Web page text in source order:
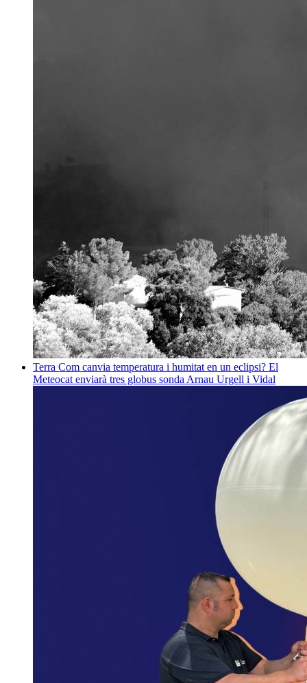
Terra Com canvia temperatura i humitat en un eclipsi? El
Meteocat enviarà tres globus sonda Arnau Urgell i Vidal